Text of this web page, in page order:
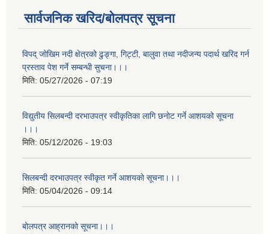
सार्वजनिक खरिद/बोलपत्र सूचना
विपद् जोखिम नदी क्षेत्रको ढुङ्गा, गिट्टी, बालुवा तथा नदीजन्य पदार्थ खरिद गर्न
प्रस्ताव पेश गर्ने सम्बन्धी सुचना।।।
मिति: 05/27/2026 - 07:19
विद्युतीय सिलबन्दी दरभाउपत्र स्वीकृतिका लागि छनोट गर्ने आशयको सूचना
।।।
मिति: 05/12/2026 - 19:03
सिलबन्दी दरभाउपत्र स्वीकृत गर्ने आशयको सूचना।।।
मिति: 05/04/2026 - 09:14
बोलपत्र आह्रानको सूचना।।।